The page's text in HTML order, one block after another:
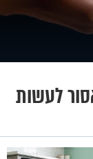
דברים שאסור לעשות